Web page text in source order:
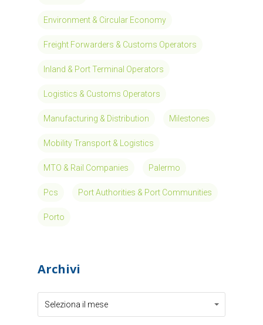
Environment & Circular Economy
Freight Forwarders & Customs Operators
Inland & Port Terminal Operators
Logistics & Customs Operators
Manufacturing & Distribution Milestones
Mobility Transport & Logistics
MTO & Rail Companies Palermo
Pcs Port Authorities & Port Communities
Porto
Archivi
Seleziona il mese
Archivi